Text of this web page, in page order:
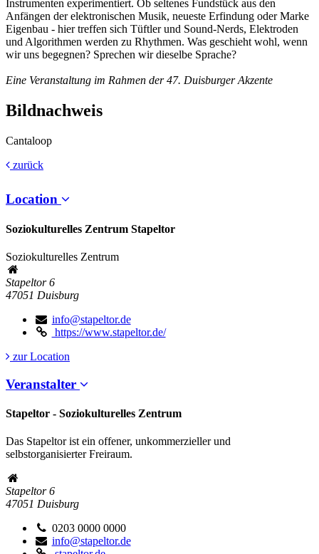
Instrumenten experimentiert. Ob seltenes Fundstück aus den
Anfängen der elektronischen Musik, neueste Erfindung oder Marke
Eigenbau - hier treffen sich Tüftler und Sound-Nerds, Elektroden
und Algorithmen werden zu Rhythmen. Was geschieht wohl, wenn
wir uns begegnen? Sprechen wir dieselbe Sprache?
Eine Veranstaltung im Rahmen der 47. Duisburger Akzente
Bildnachweis
Cantaloop
zurück
Location
Soziokulturelles Zentrum Stapeltor
Soziokulturelles Zentrum
Stapeltor 6
47051 Duisburg
info@stapeltor.de
https://www.stapeltor.de/
zur Location
Veranstalter
Stapeltor - Soziokulturelles Zentrum
Das Stapeltor ist ein offener, unkommerzieller und
selbstorganisierter Freiraum.
Stapeltor 6
47051 Duisburg
0203 0000 0000
info@stapeltor.de